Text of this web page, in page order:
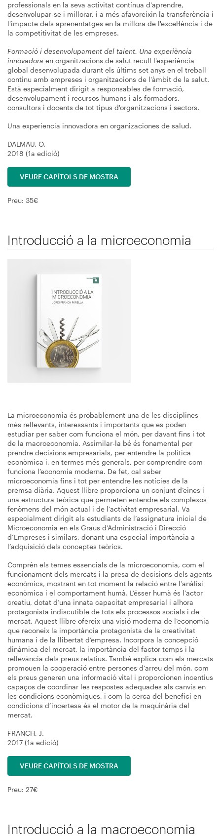
professionals en la seva activitat contínua d'aprendre,
desenvolupar-se i millorar, i a més afavoreixin la transferència i
l'impacte dels aprenentatges en la millora de l'excel·lència i de
la competitivitat de les empreses.
Formació i desenvolupament del talent. Una experiència
innovadora en organitzacions de salut recull l'experiència
global desenvolupada durant els últims set anys en el treball
continu amb empreses i organitzacions de l'àmbit de la salut.
Està especialment dirigit a responsables de formació,
desenvolupament i recursos humans i als formadors,
consultors i docents de tot tipus d'organitzacions i sectors.
Una experiencia innovadora en organizaciones de salud.
DALMAU, O.
2018 (1a edició)
VEURE CAPÍTOLS DE MOSTRA
Preu: 35€
Introducció a la microeconomia
La microeconomia és probablement una de les disciplines
més rellevants, interessants i importants que es poden
estudiar per saber com funciona el món, per davant fins i tot
de la macroeconomia. Assimilar-la bé és fonamental per
prendre decisions empresarials, per entendre la política
econòmica i, en termes més generals, per comprendre com
funciona l’economia moderna. De fet, cal saber
microeconomia fins i tot per entendre les notícies de la
premsa diària. Aquest llibre proporciona un conjunt d’eines i
una estructura teòrica que permeten entendre els complexos
fenòmens del món actual i de l’activitat empresarial. Va
especialment dirigit als estudiants de l’assignatura inicial de
Microeconomia en els Graus d’Administració i Direcció
d’Empreses i similars, donant una especial importància a
l’adquisició dels conceptes teòrics.
Comprèn els temes essencials de la microeconomia, com el
funcionament dels mercats i la presa de decisions dels agents
econòmics, mostrant en tot moment la relació entre l’anàlisi
econòmica i el comportament humà. L’ésser humà és l’actor
creatiu, dotat d’una innata capacitat empresarial i alhora
protagonista indiscutible de tots els processos socials i de
mercat. Aquest llibre ofereix una visió moderna de l’economia
que reconeix la importància protagonista de la creativitat
humana i de la llibertat d’empresa. Incorpora la concepció
dinàmica del mercat, la importància del factor temps i la
rellevància dels preus relatius. També explica com els mercats
promouen la cooperació entre persones d’arreu del món, com
els preus generen una informació vital i proporcionen incentius
capaços de coordinar les respostes adequades als canvis en
les condicions econòmiques, i com la cerca del benefici en
condicions d’incertesa és el motor de la maquinària del
mercat.
FRANCH, J.
2017 (1a edició)
VEURE CAPÍTOLS DE MOSTRA
Preu: 27€
Introducció a la macroeconomia